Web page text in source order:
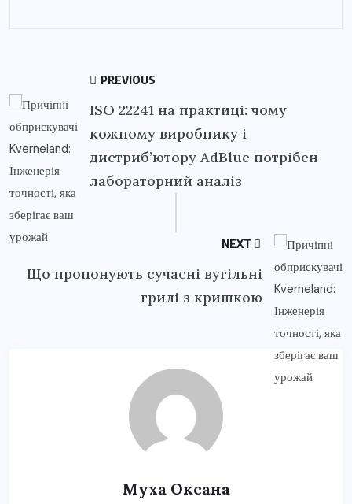
PREVIOUS
ISO 22241 на практиці: чому
кожному виробнику і
дистриб’ютору AdBlue потрібен
лабораторний аналіз
NEXT
Що пропонують сучасні вугільні
грилі з кришкою
Муха Оксана